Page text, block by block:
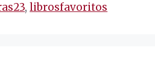
,librosfavoritos